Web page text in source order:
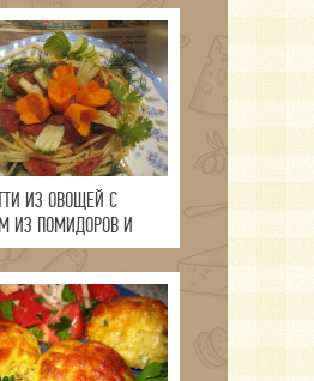
ИЗ ОВОЩЕЙ С
ИЗ ПОМИДОРОВ И